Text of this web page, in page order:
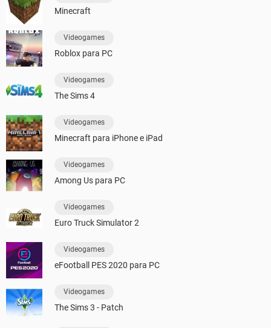
Minecraft
Videogames
Roblox para PC
Videogames
The Sims 4
Videogames
Minecraft para iPhone e iPad
Videogames
Among Us para PC
Videogames
Euro Truck Simulator 2
Videogames
eFootball PES 2020 para PC
Videogames
The Sims 3 - Patch